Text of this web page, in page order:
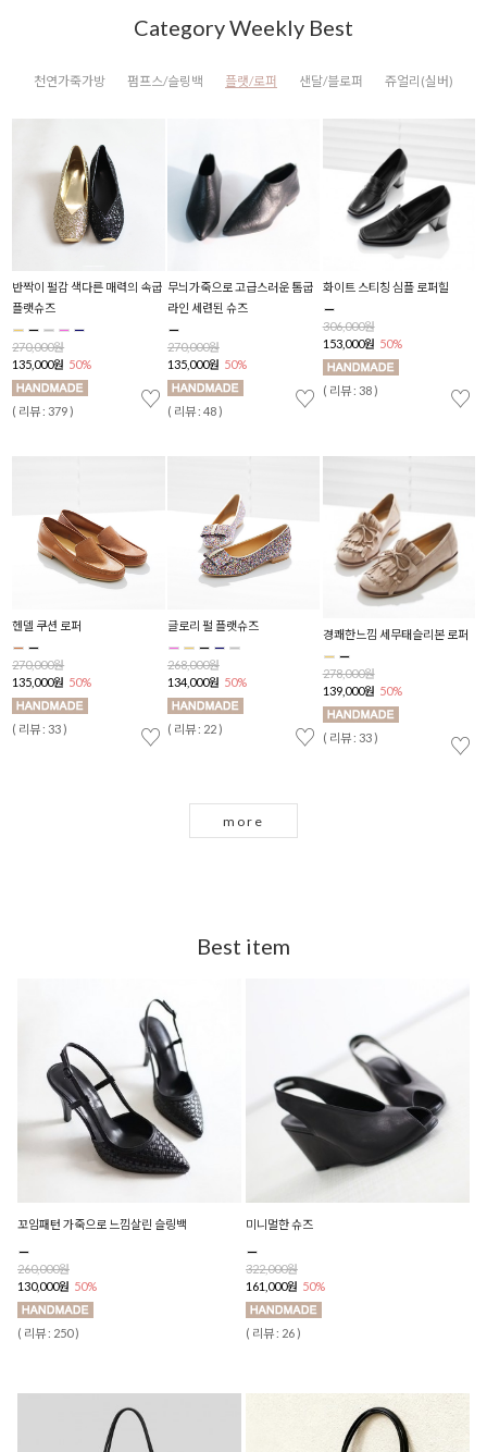
Category Weekly Best
천연가죽가방 펌프스/슬링백 플랫/로퍼 샌달/블로퍼 쥬얼리(실버)
♡
반짝이 펄감 색다른 매력의 속굽
플랫슈즈
270,000원
135,000원 50%
( 리뷰 : 379 ) ♡
무늬가죽으로 고급스러운 톰굽
라인 세련된 슈즈
270,000원
135,000원 50%
( 리뷰 : 48 ) ♡
화이트 스티칭 심플 로퍼힐
306,000원
153,000원 50%
( 리뷰 : 38 )
♡
헨델 쿠션 로퍼
270,000원
135,000원 50%
( 리뷰 : 33 ) ♡
글로리 펄 플랫슈즈
268,000원
134,000원 50%
( 리뷰 : 22 )
♡
경쾌한느낌 세무태슬리본 로퍼
278,000원
139,000원 50%
( 리뷰 : 33 )
more
Best item
꼬임패턴 가죽으로 느낌살린 슬링백
260,000원
130,000원 50%
( 리뷰 : 250 )
미니멀한 슈즈
322,000원
161,000원 50%
( 리뷰 : 26 )